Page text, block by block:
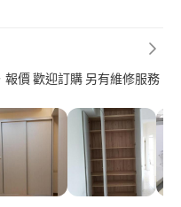
價 歡迎訂購 另有維修服務